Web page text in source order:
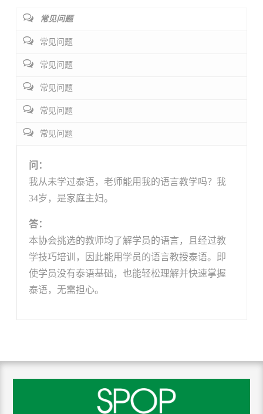
常见问题
常见问题
常见问题
常见问题
常见问题
常见问题
问：
我从未学过泰语，老师能用我的语言教学吗？我
34岁，是家庭主妇。
答：
本协会挑选的教师均了解学员的语言，且经过教
学技巧培训，因此能用学员的语言教授泰语。即
使学员没有泰语基础，也能轻松理解并快速掌握
泰语，无需担心。